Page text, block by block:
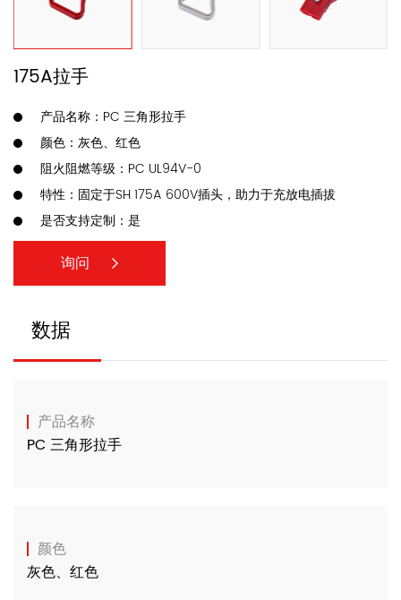
175A拉手
产品名称：PC 三角形拉手
颜色：灰色、红色
阻火阻燃等级：PC UL94V-0
特性：固定于SH 175A 600V插头，助力于充放电插拔
是否支持定制：是
询问
数据
产品名称
PC 三角形拉手
颜色
灰色、红色